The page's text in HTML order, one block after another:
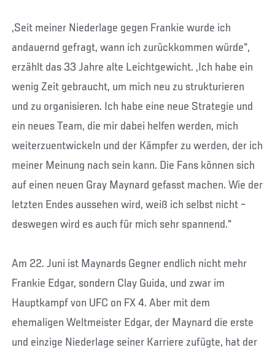
„Seit meiner Niederlage gegen Frankie wurde ich
andauernd gefragt, wann ich zurückkommen würde“,
erzählt das 33 Jahre alte Leichtgewicht. „Ich habe ein
wenig Zeit gebraucht, um mich neu zu strukturieren
und zu organisieren. Ich habe eine neue Strategie und
ein neues Team, die mir dabei helfen werden, mich
weiterzuentwickeln und der Kämpfer zu werden, der ich
meiner Meinung nach sein kann. Die Fans können sich
auf einen neuen Gray Maynard gefasst machen. Wie der
letzten Endes aussehen wird, weiß ich selbst nicht –
deswegen wird es auch für mich sehr spannend.“
Am 22. Juni ist Maynards Gegner endlich nicht mehr
Frankie Edgar, sondern Clay Guida, und zwar im
Hauptkampf von UFC on FX 4. Aber mit dem
ehemaligen Weltmeister Edgar, der Maynard die erste
und einzige Niederlage seiner Karriere zufügte, hat der